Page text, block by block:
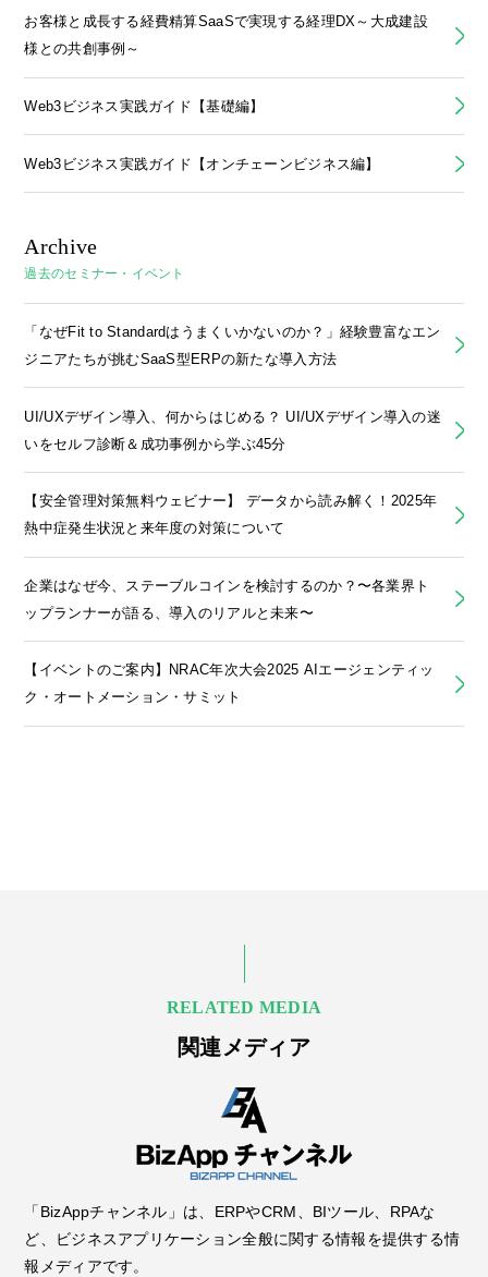
お客様と成長する経費精算SaaSで実現する経理DX～大成建設
様との共創事例～
Web3ビジネス実践ガイド【基礎編】
Web3ビジネス実践ガイド【オンチェーンビジネス編】
Archive
過去のセミナー・イベント
「なぜFit to Standardはうまくいかないのか？」経験豊富なエン
ジニアたちが挑むSaaS型ERPの新たな導入方法
UI/UXデザイン導入、何からはじめる？ UI/UXデザイン導入の迷
いをセルフ診断＆成功事例から学ぶ45分
【安全管理対策無料ウェビナー】 データから読み解く！2025年
熱中症発生状況と来年度の対策について
企業はなぜ今、ステーブルコインを検討するのか？〜各業界ト
ップランナーが語る、導入のリアルと未来〜
【イベントのご案内】NRAC年次大会2025 AIエージェンティッ
ク・オートメーション・サミット
RELATED MEDIA
関連メディア
「BizAppチャンネル」は、ERPやCRM、BIツール、RPAな
ど、ビジネスアプリケーション全般に関する情報を提供する情
報メディアです。